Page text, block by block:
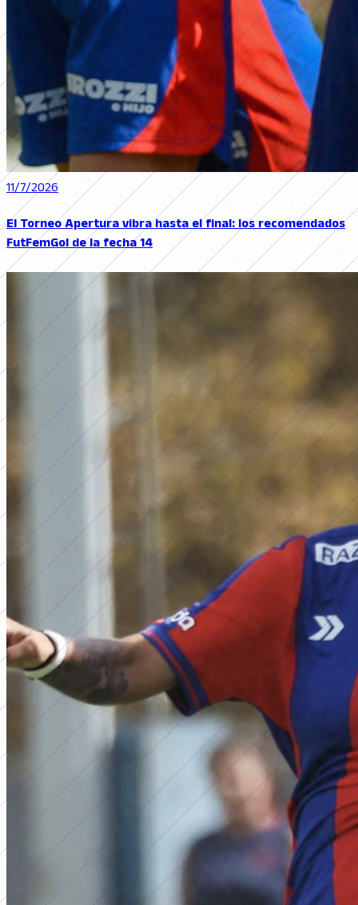
11/7/2026
El Torneo Apertura vibra hasta el final: los recomendados
FutFemGol de la fecha 14